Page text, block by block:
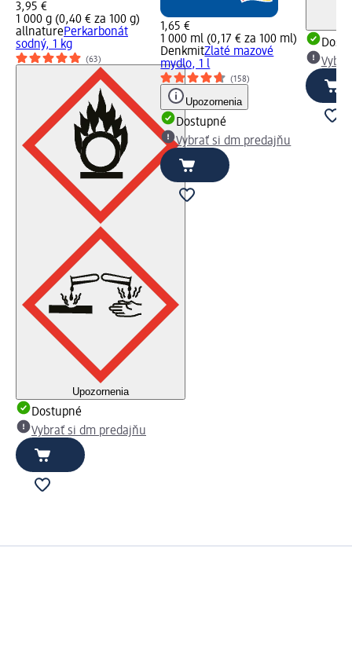
3,95 €
1 000 g (0,40 € za 100 g)
allnaturePerkarbonát
sodný, 1 kg
(63)
Upozornenia
Dostupné
Vybrať si dm predajňu
1,65 €
1 000 ml (0,17 € za 100 ml)
DenkmitZlaté mazové
mydlo, 1 l
(158)
Upozornenia
Dostupné
Vybrať si dm predajňu